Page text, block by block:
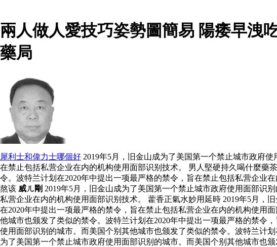
兩人做人愛技巧姿勢圖簡易 陽痿早洩
藥局
犀利士和偉力士哪個好 2019年5月，旧金山成为了美国第一个禁止城市政府
在禁止包括私营企业在内的机构使用面部识别技术。 男人堅硬持久喝什麼藥
令。波特兰计划在2020年中提出一项最严格的禁令，旨在禁止包括私营企业在
熬该 威ㄦ剛 2019年5月，旧金山成为了美国第一个禁止城市政府使用面部识
私营企业在内的机构使用面部识别技术。 藿香正氣水妙用延時 2019年5月，
在2020年中提出一项最严格的禁令，旨在禁止包括私营企业在内的机构使用面
他城市也颁发了类似的禁令。波特兰计划在2020年中提出一项最严格的禁令
使用面部识别的城市。而美国个别其他城市也颁发了类似的禁令。波特兰计
为了美国第一个禁止城市政府使用面部识别的城市。而美国个别其他城市也